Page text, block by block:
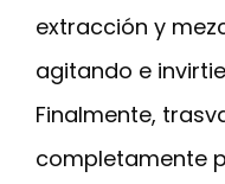
extracción y
agitando e
Finalmente,
completamente